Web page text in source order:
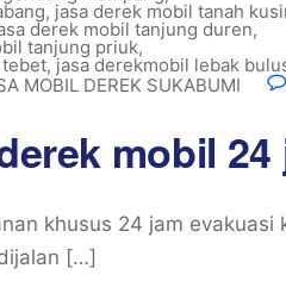
, jasa derek mobil tanah
derek mobil tanjung duren,
tanjung priuk,
,jasa derekmobil lebak
MOBIL DEREK SUKABUMI
mobil 24
khusus 24 jam evakuasi
[…]